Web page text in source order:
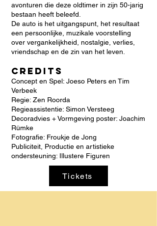
avonturen die deze oldtimer in zijn 50-jarig
bestaan heeft beleefd.
De auto is het uitgangspunt, het resultaat
een persoonlijke, muzikale voorstelling
over vergankelijkheid, nostalgie, verlies,
vriendschap en de zin van het leven.
Credits
Concept en Spel: Joeso Peters en Tim
Verbeek
Regie: Zen Roorda
Regieassistentie: Simon Versteeg
Decoradvies + Vormgeving poster: Joachim
Rümke
Fotografie: Froukje de Jong
Publiciteit, Productie en artistieke
ondersteuning: Illustere Figuren
Tickets